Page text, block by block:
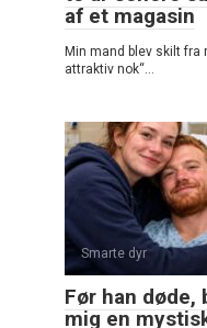
af et magasin
Min mand blev skilt fra
attraktiv nok“…
Smarte dyr
Før han døde,
mig en